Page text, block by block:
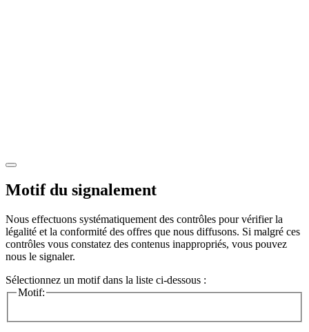
Motif du signalement
Nous effectuons systématiquement des contrôles pour vérifier la
légalité et la conformité des offres que nous diffusons. Si malgré ces
contrôles vous constatez des contenus inappropriés, vous pouvez
nous le signaler.
Sélectionnez un motif dans la liste ci-dessous :
Motif: